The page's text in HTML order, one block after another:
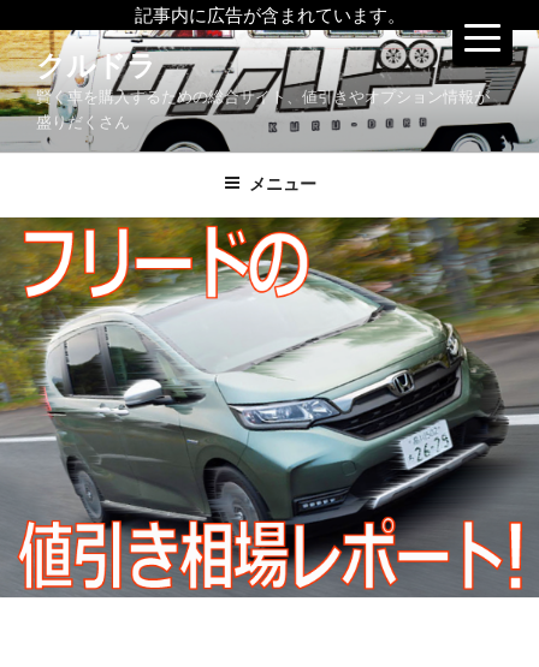
記事内に広告が含まれています。
コ
ン
テ
ツ
ス
キ
ッ
プ
クルドラ
賢く車を購入するための総合サイト、値引きやオプション情報が
盛りだくさん
メニュー